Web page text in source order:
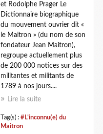
et Rodolphe Prager Le
Dictionnaire biographique
du mouvement ouvrier dit «
le Maitron » (du nom de son
fondateur Jean Maitron),
regroupe actuellement plus
de 200 000 notices sur des
militantes et militants de
1789 à nos jours....
Lire la suite
Tag(s) : #L'inconnu(e) du
Maitron